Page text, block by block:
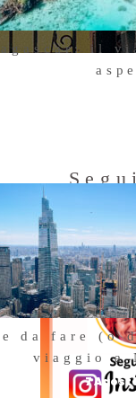
il
da fare (o
viaggio a
7